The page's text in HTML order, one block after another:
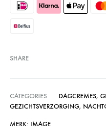
SHARE
CATEGORIES DAGCREMES,
GEZICHTSVERZORGING,
MERK: IMAGE